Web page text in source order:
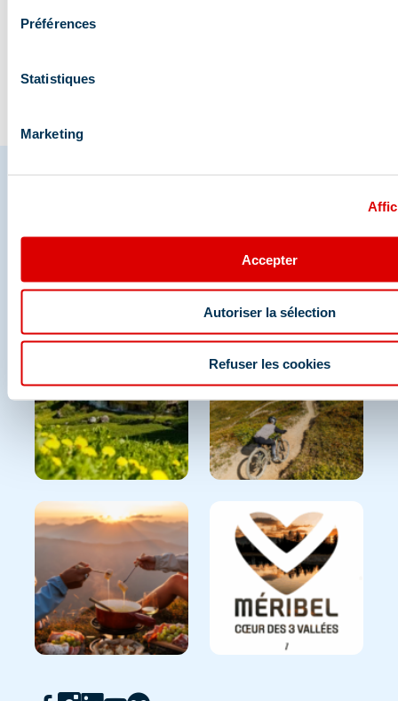
Préférences
Statistiques
Marketing
Accepter
Autoriser la sélection
Refuser les cookies
comment les obse…
Partagez vos moments à
Et retrouvez-nous sur les réseaux sociaux